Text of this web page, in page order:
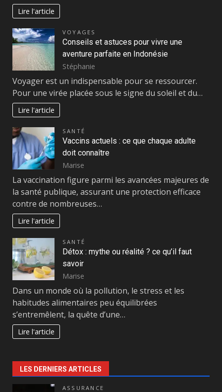
Lire l'article
VOYAGES
Conseils et astuces pour vivre une
aventure parfaite en Indonésie
Stéphanie
Voyager est un indispensable pour se ressourcer.
Pour une virée placée sous le signe du soleil et du…
Lire l'article
SANTÉ
Vaccins actuels : ce que chaque adulte
doit connaître
Marise
La vaccination figure parmi les avancées majeures de
la santé publique, assurant une protection efficace
contre de nombreuses…
Lire l'article
SANTÉ
Détox : mythe ou réalité ? ce qu’il faut
savoir
Marise
Dans un monde où la pollution, le stress et les
habitudes alimentaires peu équilibrées
s’entremêlent, la quête d’une…
Lire l'article
LES DERNIERS ARTICLES
ASSURANCE